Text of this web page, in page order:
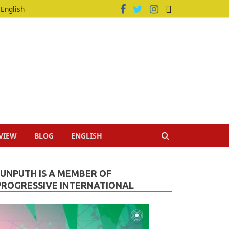
English
BLOG ENGLISH
IS A MEMBER OF
INTERNATIONAL